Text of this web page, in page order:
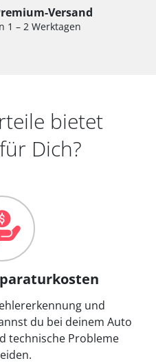
Versand
1 – 2 Werktagen
bietet
Dich?
und
du bei deinem Auto
technische Probleme